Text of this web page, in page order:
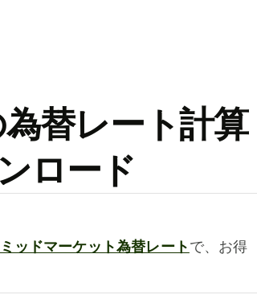
替レート計算
ロード
ミッドマーケット為替レートで、お得